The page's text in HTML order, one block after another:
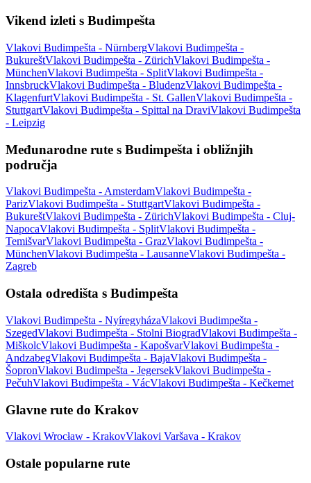
Vikend izleti s Budimpešta
Vlakovi Budimpešta - NürnbergVlakovi Budimpešta -
BukureštVlakovi Budimpešta - ZürichVlakovi Budimpešta -
MünchenVlakovi Budimpešta - SplitVlakovi Budimpešta -
InnsbruckVlakovi Budimpešta - BludenzVlakovi Budimpešta -
KlagenfurtVlakovi Budimpešta - St. GallenVlakovi Budimpešta -
StuttgartVlakovi Budimpešta - Spittal na DraviVlakovi Budimpešta
- Leipzig
Međunarodne rute s Budimpešta i obližnjih
područja
Vlakovi Budimpešta - AmsterdamVlakovi Budimpešta -
ParizVlakovi Budimpešta - StuttgartVlakovi Budimpešta -
BukureštVlakovi Budimpešta - ZürichVlakovi Budimpešta - Cluj-
NapocaVlakovi Budimpešta - SplitVlakovi Budimpešta -
TemišvarVlakovi Budimpešta - GrazVlakovi Budimpešta -
MünchenVlakovi Budimpešta - LausanneVlakovi Budimpešta -
Zagreb
Ostala odredišta s Budimpešta
Vlakovi Budimpešta - NyíregyházaVlakovi Budimpešta -
SzegedVlakovi Budimpešta - Stolni BiogradVlakovi Budimpešta -
MiškolcVlakovi Budimpešta - KapošvarVlakovi Budimpešta -
AndzabegVlakovi Budimpešta - BajaVlakovi Budimpešta -
ŠopronVlakovi Budimpešta - JegersekVlakovi Budimpešta -
PečuhVlakovi Budimpešta - VácVlakovi Budimpešta - Kečkemet
Glavne rute do Krakov
Vlakovi Wrocław - KrakovVlakovi Varšava - Krakov
Ostale popularne rute